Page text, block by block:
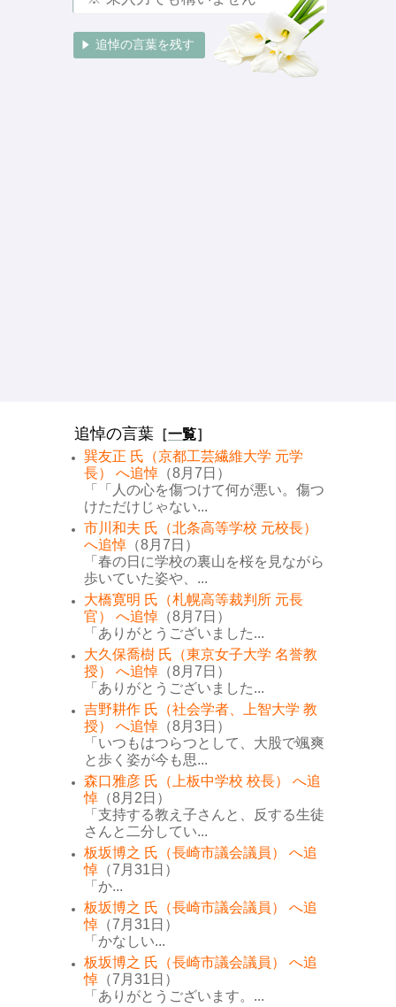
追悼の言葉 ［一覧］
巽友正 氏（京都工芸繊維大学 元学
長） へ追悼 （8月7日）
「「人の心を傷つけて何が悪い。傷つ
けただけじゃない...
市川和夫 氏（北条高等学校 元校長）
へ追悼 （8月7日）
「春の日に学校の裏山を桜を見ながら
歩いていた姿や、...
大橋寛明 氏（札幌高等裁判所 元長
官） へ追悼 （8月7日）
「ありがとうございました...
大久保喬樹 氏（東京女子大学 名誉教
授） へ追悼 （8月7日）
「ありがとうございました...
吉野耕作 氏（社会学者、上智大学 教
授） へ追悼 （8月3日）
「いつもはつらつとして、大股で颯爽
と歩く姿が今も思...
森口雅彦 氏（上板中学校 校長） へ追
悼 （8月2日）
「支持する教え子さんと、反する生徒
さんと二分してい...
板坂博之 氏（長崎市議会議員） へ追
悼 （7月31日）
「か...
板坂博之 氏（長崎市議会議員） へ追
悼 （7月31日）
「かなしい...
板坂博之 氏（長崎市議会議員） へ追
悼 （7月31日）
「ありがとうございます。...